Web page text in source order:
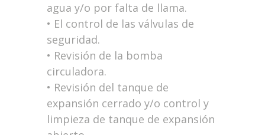
agua y/o por falta de llama.
• El control de las válvulas de
seguridad.
• Revisión de la bomba
circuladora.
• Revisión del tanque de
expansión cerrado y/o control y
limpieza de tanque de expansión